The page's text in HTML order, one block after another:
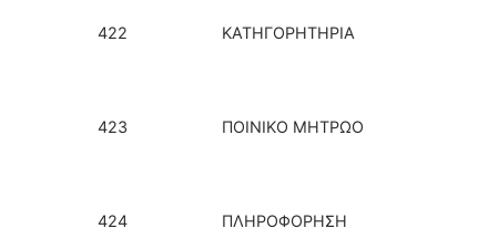
422 ΚΑΤΗΓΟΡΗΤΗΡΙΑ
423 ΠΟΙΝΙΚΟ ΜΗΤΡΩΟ
424 ΠΛΗΡΟΦΟΡΗΣΗ